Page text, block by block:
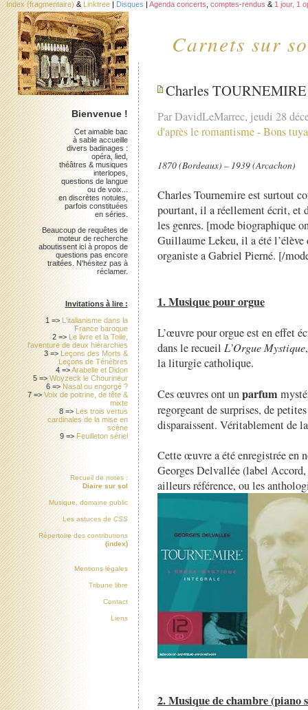
Carnets sur
Index (fragmentaire) & Linktree | Disques | Agenda concerts comptes-rendus & 1 jour, 1
Charles TOURNEMIRE
Par DavidLeMarrec, jeudi 28
d'après le romantisme-Bons
1870 (Bordeaux) – 1939 (Arcachon)
Charles Tournemire est surtout
pourtant, il a réellement écrit, et
les genres. [mode biographique
Guillaume Lekeu, il a été l’élève
organiste a Gabriel Pierné. [/
1. Musique pour orgue
L’œuvre pour orgue est en effet
dans le recueil L’Orgue Mystique
la liturgie catholique.
Ces œuvres ont unparfum
regorgeant de surprises, de
disparaissent. Véritablement de
Cette œuvre a été enregistrée en
Georges Delvallée (label
ailleurs référence, ou les
2. Musique de chambre (piano
Bienvenue !
Cet aimable bac
à sable accueille
divers badinages :
opéra, lied,
théâtres & musiques
interlopes,
questions de langue
ou de voix...
en discrètes notules,
parfois constituées
en séries.
Beaucoup de requêtes de
moteur de recherche
aboutissent ici à propos de
questions pas encore
traitées. N'hésitez pas à
réclamer.
Invitations à lire :
1 => L'italianisme dans la
France baroque
2 => Le livre et la Toile,
l'aventure de deux hiérarchies
3 => Leçons des Morts &
Leçons de Ténèbres
4 =>Arabelle et Didon
5 =>Woyzeck le Chourineur
6 => Nasal ou engorgé ?
7 =>Voix de poitrine, de tête &
mixte
8 => Les trois vertus
cardinales de la mise en
scène
9 => Feuilleton sériel
Recueil de notes :
Diaire sur sol
Musique, domaine public
Les astuces de CSS
Répertoire des contributions
(index)
Mentions légales
Tribune libre
Contact
Liens